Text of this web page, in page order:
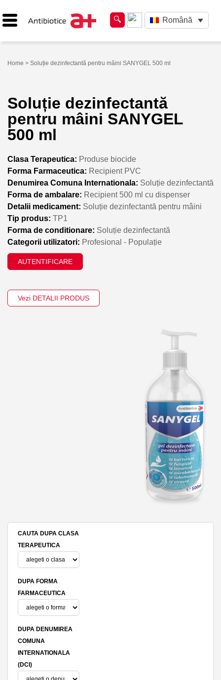
Română
Home > Soluție dezinfectantă pentru mâini SANYGEL 500 ml
Soluție dezinfectantă
pentru mâini SANYGEL
500 ml
Clasa Terapeutica: Produse biocide
Forma Farmaceutica: Recipient PVC
Denumirea Comuna Internationala: Soluție dezinfectantă
Forma de ambalare: Recipient 500 ml cu dispenser
Detalii medicament: Soluție dezinfectantă pentru mâini
Tip produs: TP1
Forma de conditionare: Soluție dezinfectantă
Categorii utilizatori: Profesional - Populație
AUTENTIFICARE
Vezi DETALII PRODUS
CAUTA DUPA CLASA
TERAPEUTICA
DUPA FORMA
FARMACEUTICA
DUPA DENUMIREA
COMUNA
INTERNATIONALA
(DCI)